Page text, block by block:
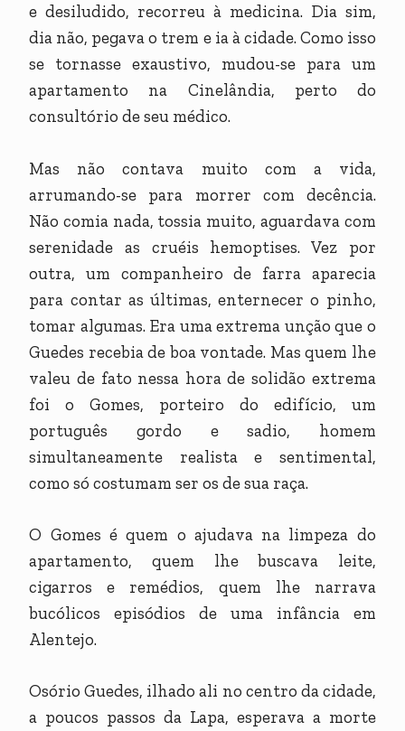
e desiludido, recorreu à medicina. Dia sim,
dia não, pegava o trem e ia à cidade. Como isso
se tornasse exaustivo, mudou-se para um
apartamento na Cinelândia, perto do
consultório de seu médico.
Mas não contava muito com a vida,
arrumando-se para morrer com decência.
Não comia nada, tossia muito, aguardava com
serenidade as cruéis hemoptises. Vez por
outra, um companheiro de farra aparecia
para contar as últimas, enternecer o pinho,
tomar algumas. Era uma extrema unção que o
Guedes recebia de boa vontade. Mas quem lhe
valeu de fato nessa hora de solidão extrema
foi o Gomes, porteiro do edifício, um
português gordo e sadio, homem
simultaneamente realista e sentimental,
como só costumam ser os de sua raça.
O Gomes é quem o ajudava na limpeza do
apartamento, quem lhe buscava leite,
cigarros e remédios, quem lhe narrava
bucólicos episódios de uma infância em
Alentejo.
Osório Guedes, ilhado ali no centro da cidade,
a poucos passos da Lapa, esperava a morte